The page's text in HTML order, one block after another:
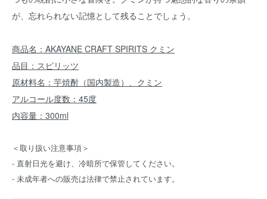
が、忘れられない記憶として残ることでしょう。
商品名：AKAYANE CRAFT SPIRITS クミン
品目：スピリッツ
原材料名：芋焼酎（国内製造）、クミン
アルコール度数：45度
内容量：300ml
＜取り扱い注意事項＞
- 直射日光を避け、冷暗所で保管してください。
- 未成年者への販売は法律で禁止されています。